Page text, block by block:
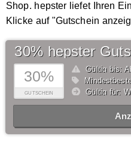
Shop. hepster liefet Ihren
Klicke auf "Gutschein
30%
GUTSCHEIN
30% hepster
Gültig bis:
Gültig für: